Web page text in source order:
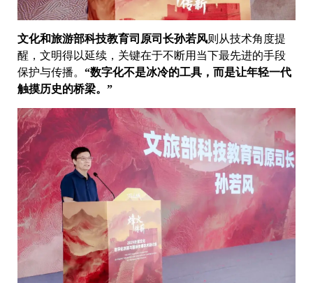
文化和旅游部科技教育司原司长孙若风则从技术角度提
醒，文明得以延续，关键在于不断用当下最先进的手段
保护与传播。 “数字化不是冰冷的工具，而是让年轻一代
触摸历史的桥梁。”